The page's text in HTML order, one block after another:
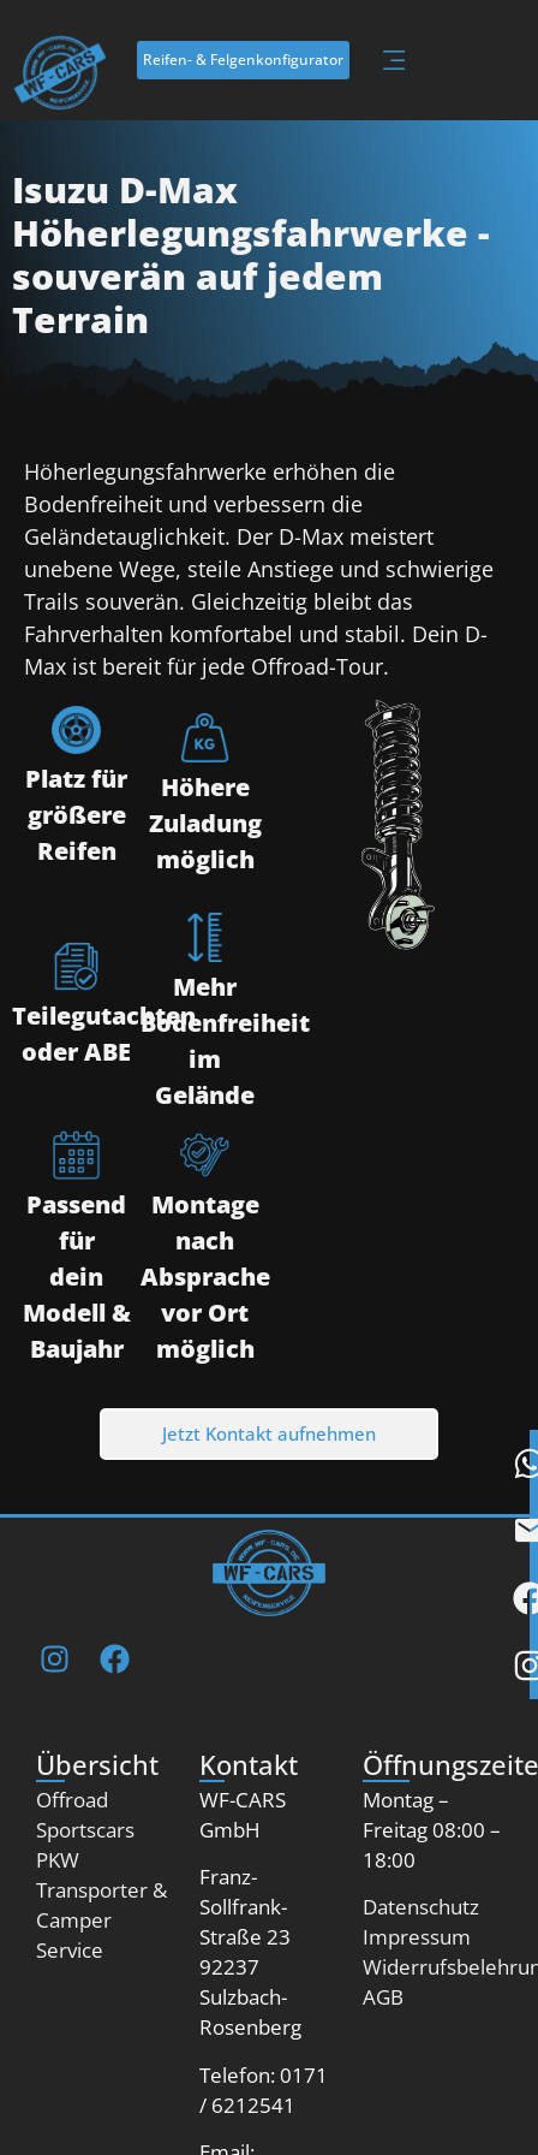
springen
Reifen- & Felgenkonfigurator
Isuzu D-Max
Höherlegungsfahrwerke -
souverän auf jedem
Terrain
Höherlegungsfahrwerke erhöhen die
Bodenfreiheit und verbessern die
Geländetauglichkeit. Der D-Max meistert
unebene Wege, steile Anstiege und schwierige
Trails souverän. Gleichzeitig bleibt das
Fahrverhalten komfortabel und stabil. Dein D-
Max ist bereit für jede Offroad-Tour.
Platz für
größere
Reifen
Höhere
Zuladung
möglich
Teilegutachten
oder ABE
Mehr
Bodenfreiheit
im
Gelände
Passend
für
dein
Modell &
Baujahr
Montage
nach
Absprache
vor Ort
möglich
Jetzt Kontakt aufnehmen
Übersicht
Offroad
Sportscars
PKW
Transporter &
Camper
Service
Kontakt
WF-CARS
GmbH
Franz-
Sollfrank-
Straße 23
92237
Sulzbach-
Rosenberg
Telefon: 0171
/ 6212541
Montag –
Freitag 08:00 –
18:00
Datenschutz
Impressum
AGB